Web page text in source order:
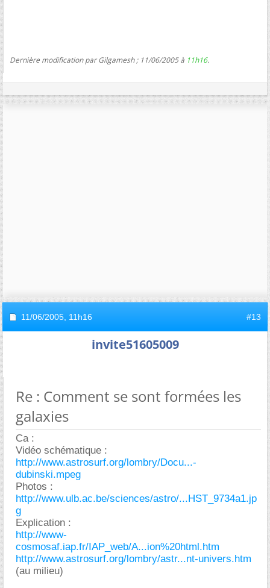
Dernière modification par Gilgamesh ; 11/06/2005 à 11h16.
11/06/2005, 11h16 #13
invite51605009
Re : Comment se sont formées les
galaxies
Ca :
Vidéo schématique :
http://www.astrosurf.org/lombry/Docu...-
dubinski.mpeg
Photos :
http://www.ulb.ac.be/sciences/astro/...HST_9734a1.jp
g
Explication :
http://www-
cosmosaf.iap.fr/IAP_web/A...ion%20html.htm
http://www.astrosurf.org/lombry/astr...nt-univers.htm
(au milieu)